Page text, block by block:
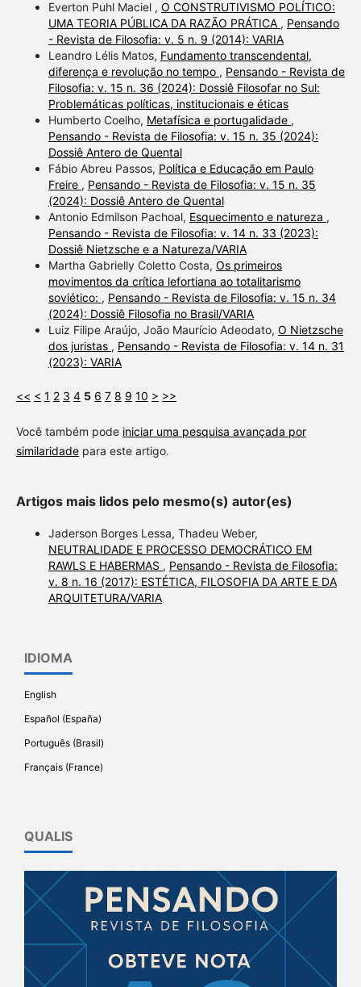
Everton Puhl Maciel , O CONSTRUTIVISMO POLÍTICO:
UMA TEORIA PÚBLICA DA RAZÃO PRÁTICA , Pensando
- Revista de Filosofia: v. 5 n. 9 (2014): VARIA
Leandro Lélis Matos, Fundamento transcendental,
diferença e revolução no tempo , Pensando - Revista de
Filosofia: v. 15 n. 36 (2024): Dossiê Filosofar no Sul:
Problemáticas políticas, institucionais e éticas
Humberto Coelho, Metafísica e portugalidade ,
Pensando - Revista de Filosofia: v. 15 n. 35 (2024):
Dossiê Antero de Quental
Fábio Abreu Passos, Política e Educação em Paulo
Freire , Pensando - Revista de Filosofia: v. 15 n. 35
(2024): Dossiê Antero de Quental
Antonio Edmilson Pachoal, Esquecimento e natureza ,
Pensando - Revista de Filosofia: v. 14 n. 33 (2023):
Dossiê Nietzsche e a Natureza/VARIA
Martha Gabrielly Coletto Costa, Os primeiros
movimentos da crítica lefortiana ao totalitarismo
soviético: , Pensando - Revista de Filosofia: v. 15 n. 34
(2024): Dossiê Filosofia no Brasil/VARIA
Luiz Filipe Araújo, João Maurício Adeodato, O Nietzsche
dos juristas , Pensando - Revista de Filosofia: v. 14 n. 31
(2023): VARIA
<< < 1 2 3 4 5 6 7 8 9 10 > >>
Você também pode iniciar uma pesquisa avançada por
similaridadepara este artigo.
Artigos mais lidos pelo mesmo(s) autor(es)
Jaderson Borges Lessa, Thadeu Weber,
NEUTRALIDADE E PROCESSO DEMOCRÁTICO EM
RAWLS E HABERMAS , Pensando - Revista de Filosofia:
v. 8 n. 16 (2017): ESTÉTICA, FILOSOFIA DA ARTE E DA
ARQUITETURA/VARIA
IDIOMA
English
Español (España)
Português (Brasil)
Français (France)
QUALIS